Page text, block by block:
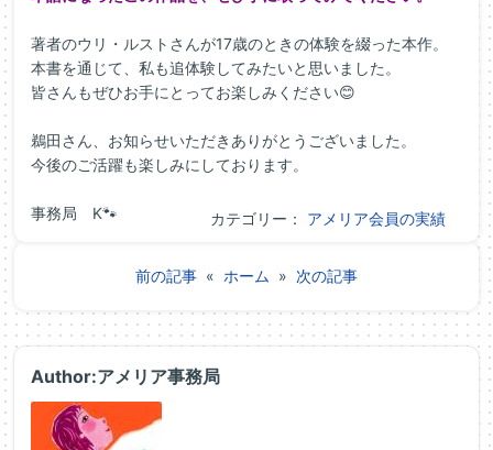
著者のウリ・ルストさんが17歳のときの体験を綴った本作。
本書を通じて、私も追体験してみたいと思いました。
皆さんもぜひお手にとってお楽しみください😊
鵜田さん、お知らせいただきありがとうございました。
今後のご活躍も楽しみにしております。
事務局 K🐾 カテゴリー： アメリア会員の実績
前の記事 « ホーム » 次の記事
Author:アメリア事務局